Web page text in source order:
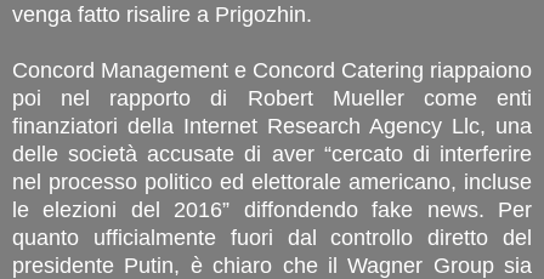
venga fatto risalire a Prigozhin.
Concord Management e Concord Catering riappaiono
poi nel rapporto di Robert Mueller come enti
finanziatori della Internet Research Agency Llc, una
delle società accusate di aver “cercato di interferire
nel processo politico ed elettorale americano, incluse
le elezioni del 2016” diffondendo fake news. Per
quanto ufficialmente fuori dal controllo diretto del
presidente Putin, è chiaro che il Wagner Group sia